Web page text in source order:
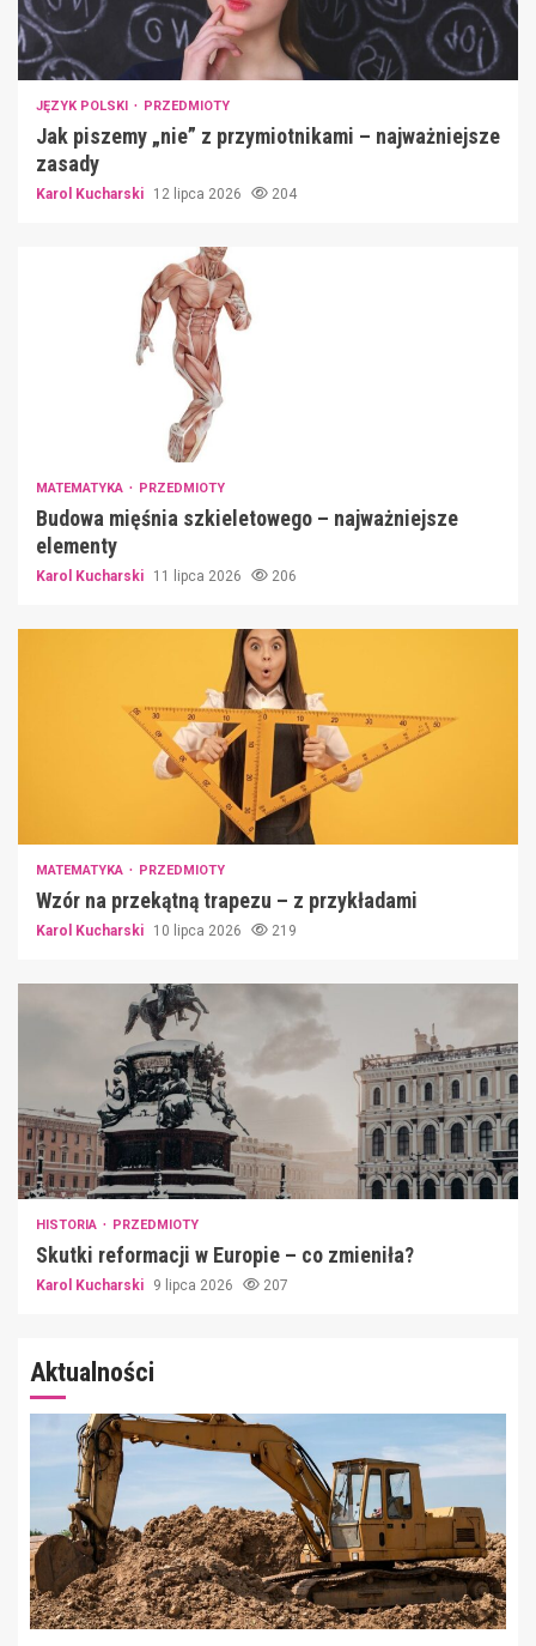
JĘZYK POLSKI PRZEDMIOTY
Jak piszemy „nie” z przymiotnikami – najważniejsze
zasady
Karol Kucharski 12 lipca 2026 204
MATEMATYKA PRZEDMIOTY
Budowa mięśnia szkieletowego – najważniejsze
elementy
Karol Kucharski 11 lipca 2026 206
MATEMATYKA PRZEDMIOTY
Wzór na przekątną trapezu – z przykładami
Karol Kucharski 10 lipca 2026 219
HISTORIA PRZEDMIOTY
Skutki reformacji w Europie – co zmieniła?
Karol Kucharski 9 lipca 2026 207
Aktualności